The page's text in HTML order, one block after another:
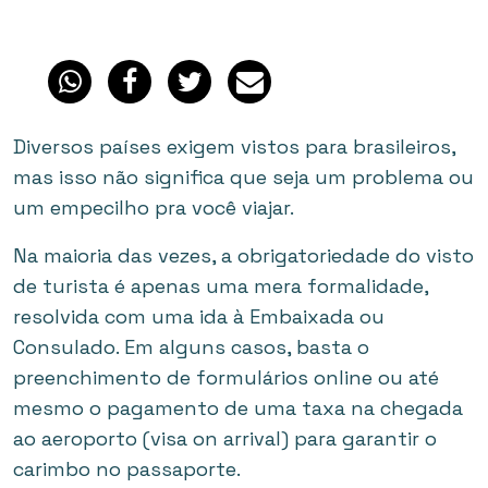
Diversos países exigem vistos para brasileiros,
mas isso não significa que seja um problema ou
um empecilho pra você viajar.
Na maioria das vezes, a obrigatoriedade do visto
de turista é apenas uma mera formalidade,
resolvida com uma ida à Embaixada ou
Consulado. Em alguns casos, basta o
preenchimento de formulários online ou até
mesmo o pagamento de uma taxa na chegada
ao aeroporto (visa on arrival) para garantir o
carimbo no passaporte.